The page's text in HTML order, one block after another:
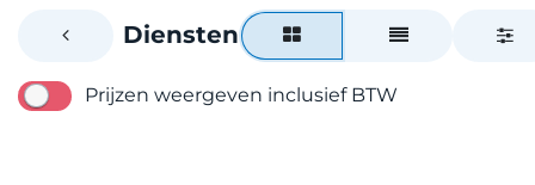
Diensten
Prijzen weergeven inclusief BTW